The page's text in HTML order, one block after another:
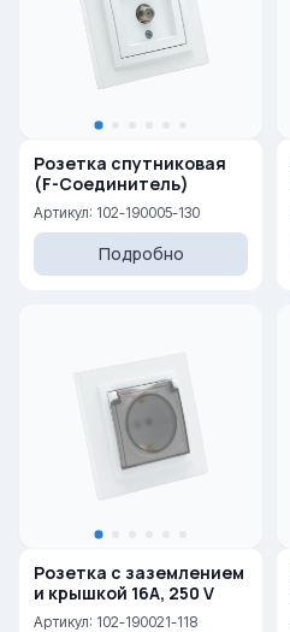
Розетка спутниковая
(F-Соединитель)
Артикул: 102-190005-130
Подробно
Розетка с заземлением
и крышкой 16A, 250 V
Артикул: 102-190021-118